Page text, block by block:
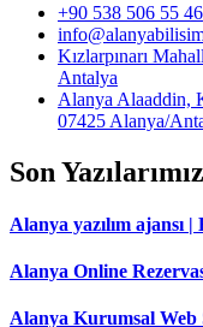
+90 538 506 55 46
Kızlarpınarı
Antalya
Alanya Alaaddin,
07425 Alanya/
Son Yazılarımız
Alanya yazılım ajansı
Alanya Online
Alanya Kurumsal Web